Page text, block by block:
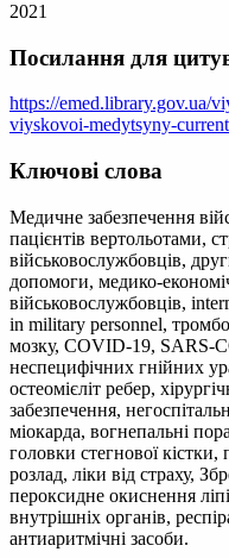
2021
Посилання для
https://emed.library.gov.ua/
viyskovoi-medytsyny-
Ключові слова
Медичне забезпечення
пацієнтів вертольотами,
військовослужбовців,
допомоги, медико-
військовослужбовців,
in military personnel,
мозку, COVID-19, SARS-
неспецифічних гнійних
остеомієліт ребер,
забезпечення,
міокарда, вогнепальні
головки стегнової
розлад, ліки від страху,
пероксидне окиснення
внутрішніх органів,
антиаритмічні засоби.